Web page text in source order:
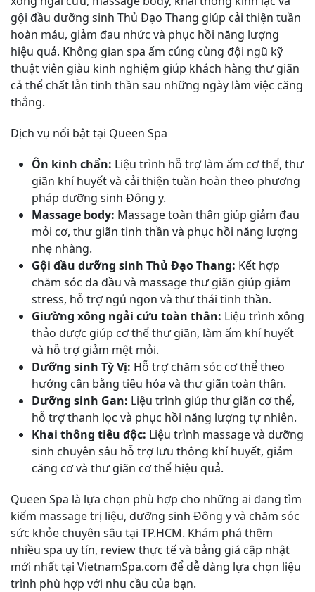
gội đầu dưỡng sinh Thủ Đạo Thang giúp cải thiện tuần
hoàn máu, giảm đau nhức và phục hồi năng lượng
hiệu quả. Không gian spa ấm cúng cùng đội ngũ kỹ
thuật viên giàu kinh nghiệm giúp khách hàng thư giãn
cả thể chất lẫn tinh thần sau những ngày làm việc căng
thẳng.
Dịch vụ nổi bật tại Queen Spa
Ôn kinh chẩn: Liệu trình hỗ trợ làm ấm cơ thể, thư
giãn khí huyết và cải thiện tuần hoàn theo phương
pháp dưỡng sinh Đông y.
Massage body: Massage toàn thân giúp giảm đau
mỏi cơ, thư giãn tinh thần và phục hồi năng lượng
nhẹ nhàng.
Gội đầu dưỡng sinh Thủ Đạo Thang: Kết hợp
chăm sóc da đầu và massage thư giãn giúp giảm
stress, hỗ trợ ngủ ngon và thư thái tinh thần.
Giường xông ngải cứu toàn thân: Liệu trình xông
thảo dược giúp cơ thể thư giãn, làm ấm khí huyết
và hỗ trợ giảm mệt mỏi.
Dưỡng sinh Tỳ Vị: Hỗ trợ chăm sóc cơ thể theo
hướng cân bằng tiêu hóa và thư giãn toàn thân.
Dưỡng sinh Gan: Liệu trình giúp thư giãn cơ thể,
hỗ trợ thanh lọc và phục hồi năng lượng tự nhiên.
Khai thông tiêu độc: Liệu trình massage và dưỡng
sinh chuyên sâu hỗ trợ lưu thông khí huyết, giảm
căng cơ và thư giãn cơ thể hiệu quả.
Queen Spa là lựa chọn phù hợp cho những ai đang tìm
kiếm massage trị liệu, dưỡng sinh Đông y và chăm sóc
sức khỏe chuyên sâu tại TP.HCM. Khám phá thêm
nhiều spa uy tín, review thực tế và bảng giá cập nhật
mới nhất tại VietnamSpa.com để dễ dàng lựa chọn liệu
trình phù hợp với nhu cầu của bạn.